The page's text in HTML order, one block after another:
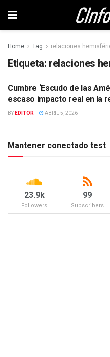
Home Tag relaciones
Etiqueta: relaciones
INTERNACIONAL
Cumbre ‘Escudo de las
escaso impacto real en la
BY EDITOR ABRIL 5, 2026
Mantener conectado test
23.9k
Followers
99
Subscribers